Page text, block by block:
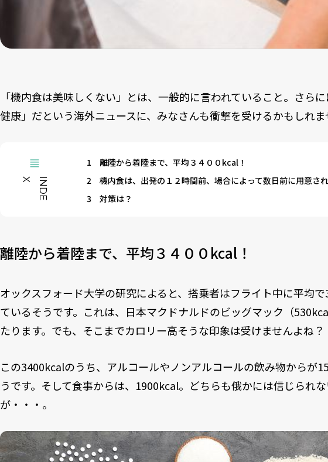
「機内食は美味しくない」とは、一般的に言われていること。さら
健康」だという海外ニュースに、みなさんも衝撃を受けるかもしれま
I
N
D
E
X
1
離陸から着陸まで、平均３４００kcal！
2
機内食は、出発の１２時間前、場合によって数日前に用意さ
3
対策は？
離陸から着陸まで、平均３４００kcal！
オックスフォード大学の研究によると、搭乗者はフライト中に平均
ているそうです。これは、日本マクドナルドのビッグマック（
たります。でも、そこまでカロリー高そうな印象は受けませんよね？
この3400kcalのうち、アルコールやノンアルコールの飲み物からが
うです。そして食事からは、1900kcal。どちらも俄かには信じられ
が・・・。